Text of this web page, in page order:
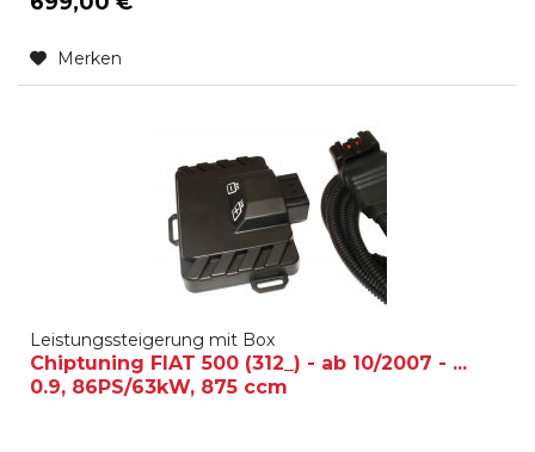
Merken
Leistungssteigerung mit Box
Chiptuning FIAT 500 (312_) - ab 10/2007 - ...
0.9, 86PS/63kW, 875 ccm